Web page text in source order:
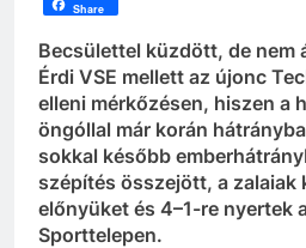
Share
Becsülettel küzdött, de nem
Érdi VSE mellett az újonc
elleni mérkőzésen, hiszen a
öngóllal már korán
sokkal később
szépítés összejött, a zalaiak
előnyüket és 4–1-re nyertek
Sporttelepen.